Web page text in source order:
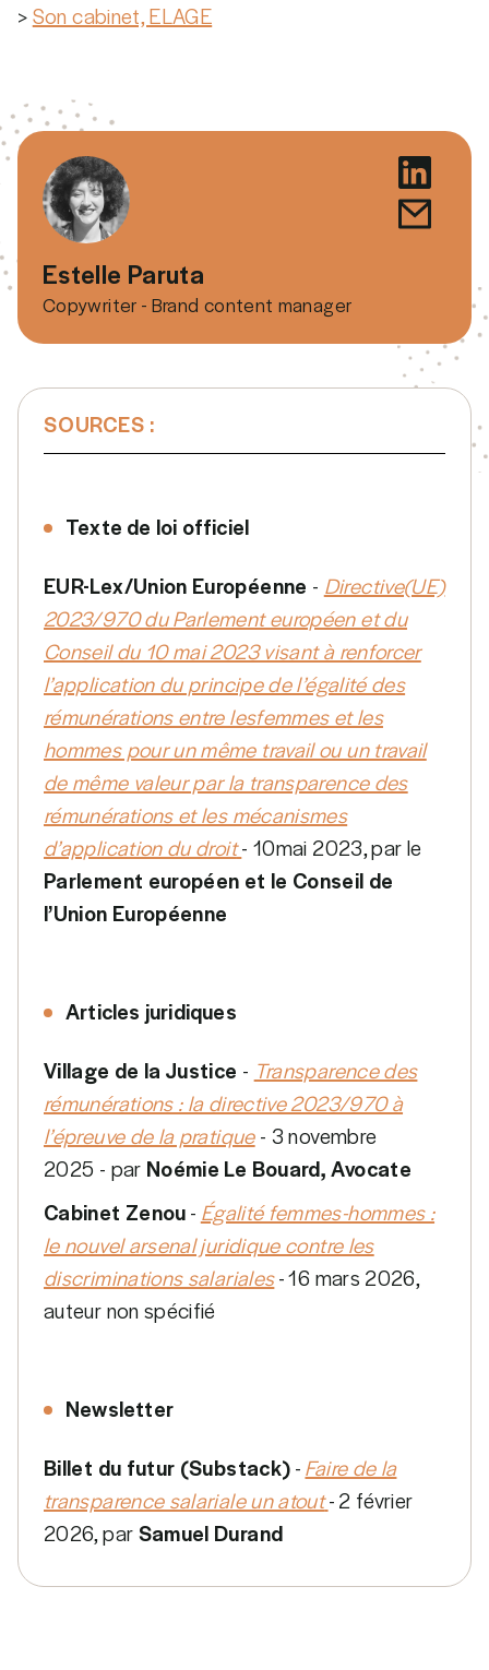
>Son cabinet, ELAGE
Estelle Paruta
Copywriter - Brand content manager
SOURCES :
Texte de loi officiel
EUR-Lex/Union Européenne - Directive(UE)
2023/970 du Parlement européen et du
Conseil du 10 mai 2023 visant à renforcer
l’application du principe de l’égalité des
rémunérations entre lesfemmes et les
hommes pour un même travail ou un travail
de même valeur par la transparence des
rémunérations et les mécanismes
d’application du droit- 10mai 2023, par le
Parlement européen et le Conseil de
l’Union Européenne
Articles juridiques
Village de la Justice - Transparence des
rémunérations : la directive 2023/970 à
l’épreuve de la pratique- 3 novembre
2025 - par Noémie Le Bouard, Avocate
Cabinet Zenou- Égalité femmes-hommes :
le nouvel arsenal juridique contre les
discriminations salariales- 16 mars 2026,
auteur non spécifié
Newsletter
Billet du futur (Substack)-Faire de la
transparence salariale un atout- 2 février
2026, parSamuel Durand